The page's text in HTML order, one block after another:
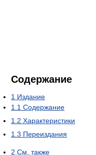
Содержание
1 Издание
1.1 Содержание
1.2 Характеристики
1.3 Переиздания
2 См. также